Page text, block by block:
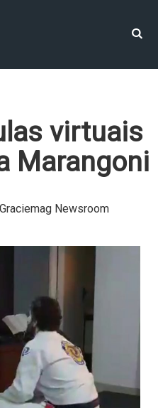
virtuais
Marangoni
Newsroom